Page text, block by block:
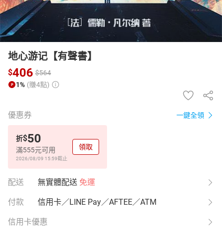
地心游记【有聲書】
$406 $564
1% (賺4點)
優惠券 一鍵全領
折$50
滿555元可用
2026/08/09 15:59截止
領取
配送 無實體配送 免運
付款 信用卡／LINE Pay／AFTEE／ATM
信用卡優惠